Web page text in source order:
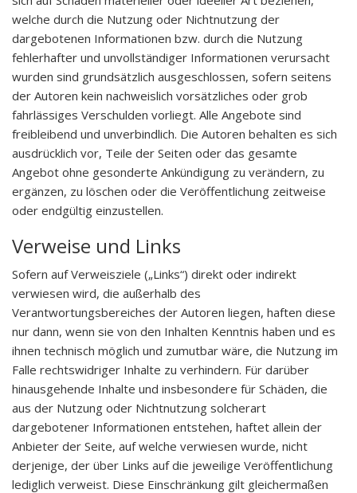
welche durch die Nutzung oder Nichtnutzung der
dargebotenen Informationen bzw. durch die Nutzung
fehlerhafter und unvollständiger Informationen verursacht
wurden sind grundsätzlich ausgeschlossen, sofern seitens
der Autoren kein nachweislich vorsätzliches oder grob
fahrlässiges Verschulden vorliegt. Alle Angebote sind
freibleibend und unverbindlich. Die Autoren behalten es sich
ausdrücklich vor, Teile der Seiten oder das gesamte
Angebot ohne gesonderte Ankündigung zu verändern, zu
ergänzen, zu löschen oder die Veröffentlichung zeitweise
oder endgültig einzustellen.
Verweise und Links
Sofern auf Verweisziele („Links“) direkt oder indirekt
verwiesen wird, die außerhalb des
Verantwortungsbereiches der Autoren liegen, haften diese
nur dann, wenn sie von den Inhalten Kenntnis haben und es
ihnen technisch möglich und zumutbar wäre, die Nutzung im
Falle rechtswidriger Inhalte zu verhindern. Für darüber
hinausgehende Inhalte und insbesondere für Schäden, die
aus der Nutzung oder Nichtnutzung solcherart
dargebotener Informationen entstehen, haftet allein der
Anbieter der Seite, auf welche verwiesen wurde, nicht
derjenige, der über Links auf die jeweilige Veröffentlichung
lediglich verweist. Diese Einschränkung gilt gleichermaßen